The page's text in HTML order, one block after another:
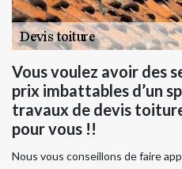
Vous voulez avoir des
prix imbattables d’un
travaux de devis
pour vous !!
Nous vous conseillons de faire